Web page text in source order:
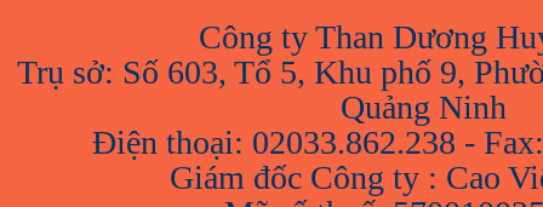
Công ty Than Dương
Trụ sở: Số 603, Tổ 5, Khu phố 9,
Quảng Ninh
Điện thoại: 02033.862.238 -
Giám đốc Công ty : Cao